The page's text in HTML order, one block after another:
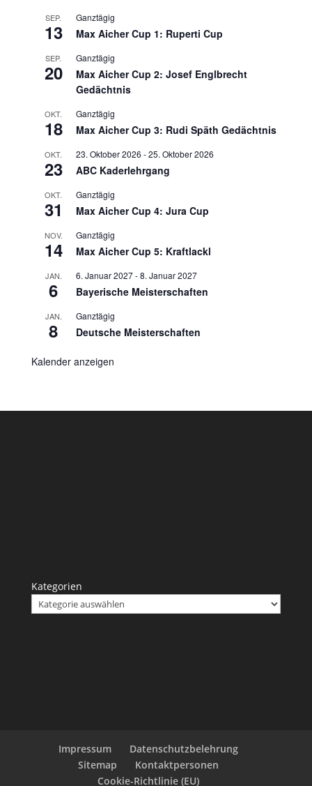
SEP.
13
Ganztägig
Max Aicher Cup 1: Ruperti Cup
SEP.
20
Ganztägig
Max Aicher Cup 2: Josef Englbrecht
Gedächtnis
OKT.
18
Ganztägig
Max Aicher Cup 3: Rudi Späth Gedächtnis
OKT.
23
23. Oktober 2026 -25. Oktober 2026
ABC Kaderlehrgang
OKT.
31
Ganztägig
Max Aicher Cup 4: Jura Cup
NOV.
14
Ganztägig
Max Aicher Cup 5: Kraftlackl
JAN.
6
6. Januar 2027-8. Januar 2027
Bayerische Meisterschaften
JAN.
8
Ganztägig
Deutsche Meisterschaften
Kalender anzeigen
Kategorien
Impressum
Datenschutzbelehrung
Sitemap
Kontaktpersonen
Cookie-Richtlinie (EU)